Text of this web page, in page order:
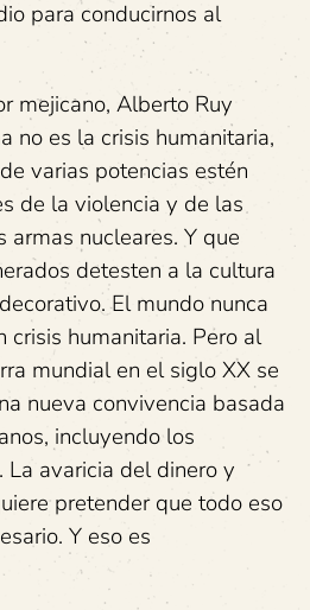
para conducirnos al
Alberto Ruy
no es la crisis humanitaria,
varias potencias estén
de la violencia y de las
armas nucleares. Y que
detesten a la cultura
El mundo nunca
crisis humanitaria. Pero al
mundial en el siglo XX se
nueva convivencia basada
incluyendo los
avaricia del dinero y
pretender que todo eso
Y eso es